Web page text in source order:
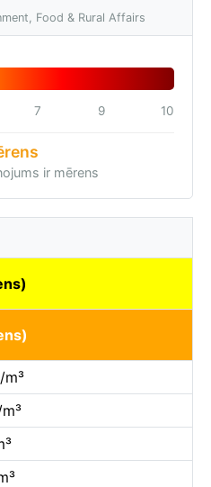
Food & Rural Affairs
7 9 10
ir mērens